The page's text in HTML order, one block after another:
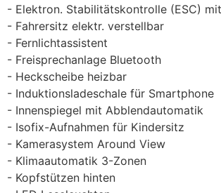
Elektron. Stabilitätskontrolle (ESC)
Fahrersitz elektr. verstellbar
Fernlichtassistent
Freisprechanlage Bluetooth
Heckscheibe heizbar
Induktionsladeschale für Smartphone
Innenspiegel mit Abblendautomatik
Isofix-Aufnahmen für Kindersitz
Kamerasystem Around View
Klimaautomatik 3-Zonen
Kopfstützen hinten